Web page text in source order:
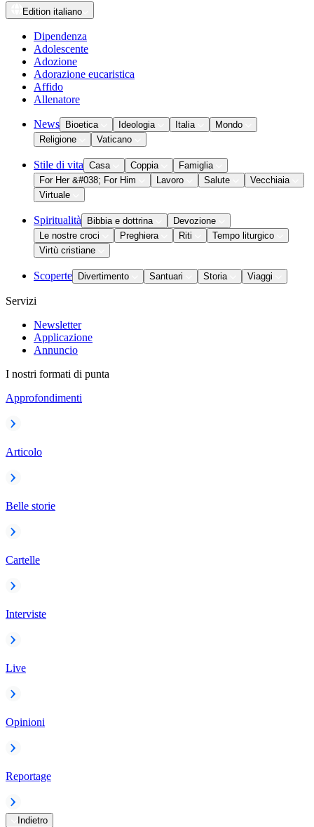
Edition italiano
Dipendenza
Adolescente
Adozione
Adorazione eucaristica
Affido
Allenatore
News Bioetica Ideologia Italia
Mondo
Religione
Vaticano
Stile di vita Casa Coppia
Famiglia
For Her &#038; For Him
Lavoro Salute
Vecchiaia
Virtuale
Spiritualità Bibbia e dottrina
Devozione
Le nostre croci
Preghiera Riti
Tempo liturgico
Virtù cristiane
Scoperte Divertimento Santuari Storia Viaggi
Servizi
Newsletter
Applicazione
Annuncio
I nostri formati di punta
Approfondimenti
Articolo
Belle storie
Cartelle
Interviste
Live
Opinioni
Reportage
Indietro